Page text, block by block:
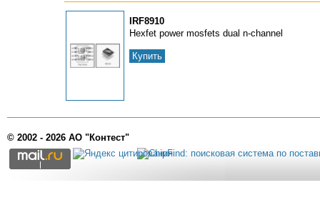
IRF8910
Hexfet power mosfets dual n-channel
Купить
© 2002 - 2026 АО "Контест"